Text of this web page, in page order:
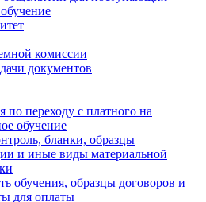
комиссии
документов
по переходу с платного на
обучение
бланки, образцы
и иные виды материальной
обучения, образцы договоров и
для оплаты